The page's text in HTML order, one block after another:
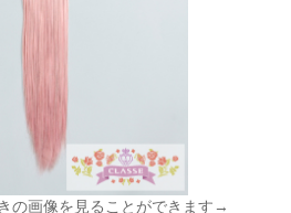
の画像を見ることができます→